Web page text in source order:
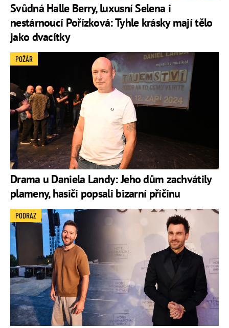
Svůdná Halle Berry, luxusní Selena i
nestárnoucí Pořízková: Tyhle krásky mají tělo
jako dvacítky
Drama u Daniela Landy: Jeho dům zachvátily
plameny, hasiči popsali bizarní příčinu
POŽÁR
PODRAZ